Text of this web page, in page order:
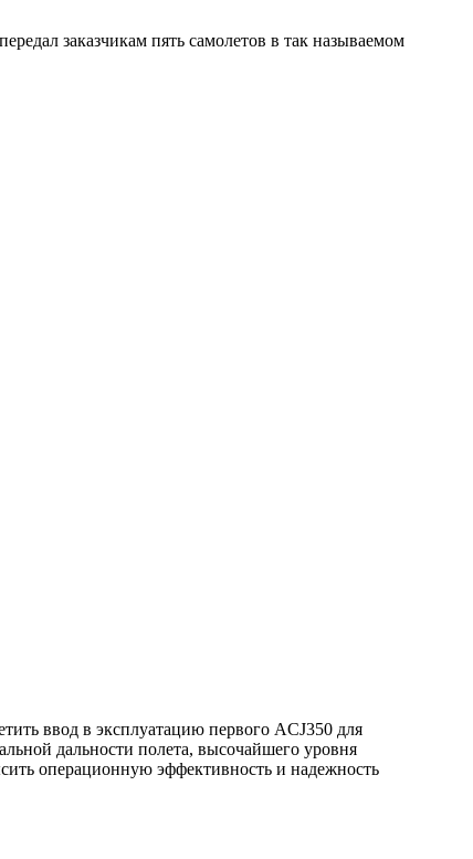
заказчикам пять самолетов в так называемом
ввод в эксплуатацию первого ACJ350 для
дальности полета, высочайшего уровня
операционную эффективность и надежность